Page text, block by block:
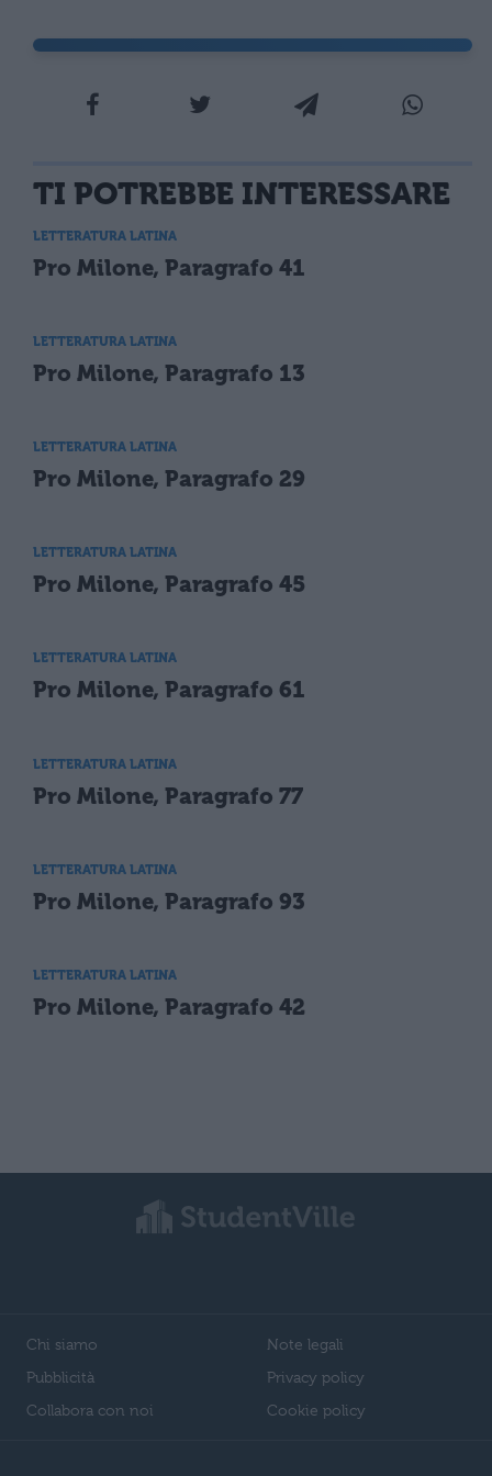
TI POTREBBE INTERESSARE
LETTERATURA LATINA
Pro Milone, Paragrafo 41
LETTERATURA LATINA
Pro Milone, Paragrafo 13
LETTERATURA LATINA
Pro Milone, Paragrafo 29
LETTERATURA LATINA
Pro Milone, Paragrafo 45
LETTERATURA LATINA
Pro Milone, Paragrafo 61
LETTERATURA LATINA
Pro Milone, Paragrafo 77
LETTERATURA LATINA
Pro Milone, Paragrafo 93
LETTERATURA LATINA
Pro Milone, Paragrafo 42
Chi siamo
Pubblicità
Collabora con noi
Note legali
Privacy policy
Cookie policy